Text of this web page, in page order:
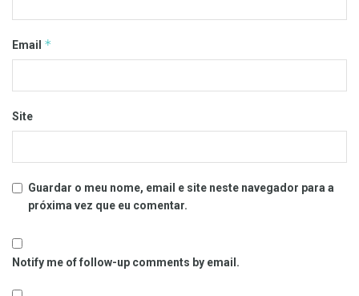
Email *
Site
Guardar o meu nome, email e site neste navegador para a
próxima vez que eu comentar.
Notify me of follow-up comments by email.